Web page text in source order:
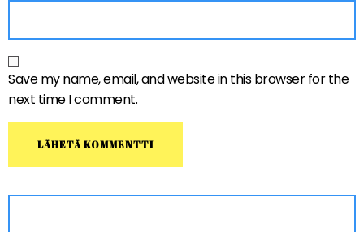
Save my name, email, and website in this browser for the
next time I comment.